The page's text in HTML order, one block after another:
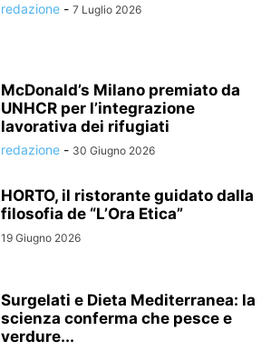
redazione - 7 Luglio 2026
McDonald’s Milano premiato da
UNHCR per l’integrazione
lavorativa dei rifugiati
redazione - 30 Giugno 2026
HORTO, il ristorante guidato dalla
filosofia de “L’Ora Etica”
19 Giugno 2026
Surgelati e Dieta Mediterranea: la
scienza conferma che pesce e
verdure...